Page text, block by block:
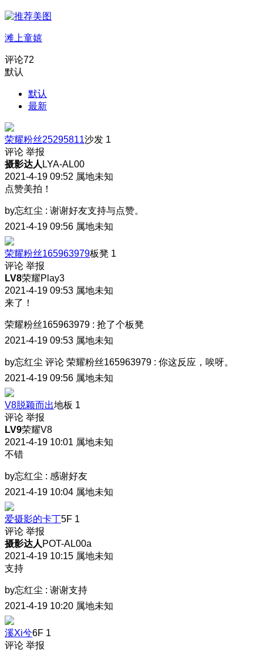
滩上童嬉
评论72
默认
默认
最新
荣耀粉丝25295811沙发 1
评论 举报
摄影达人 LYA-AL00
2021-4-19 09:52 属地未知
点赞美拍！
by忘红尘 : 谢谢好友支持与点赞。
2021-4-19 09:56 属地未知
荣耀粉丝165963979板凳 1
评论 举报
LV8荣耀Play3
2021-4-19 09:53 属地未知
来了！
荣耀粉丝165963979 : 抢了个板凳
2021-4-19 09:53 属地未知
by忘红尘 评论 荣耀粉丝165963979 : 你这反应，唉呀。
2021-4-19 09:56 属地未知
V8脱颖而出地板 1
评论 举报
LV9荣耀V8
2021-4-19 10:01 属地未知
不错
by忘红尘 : 感谢好友
2021-4-19 10:04 属地未知
爱摄影的卡丁5F 1
评论 举报
摄影达人 POT-AL00a
2021-4-19 10:15 属地未知
支持
by忘红尘 : 谢谢支持
2021-4-19 10:20 属地未知
溪Xi兮6F 1
评论 举报